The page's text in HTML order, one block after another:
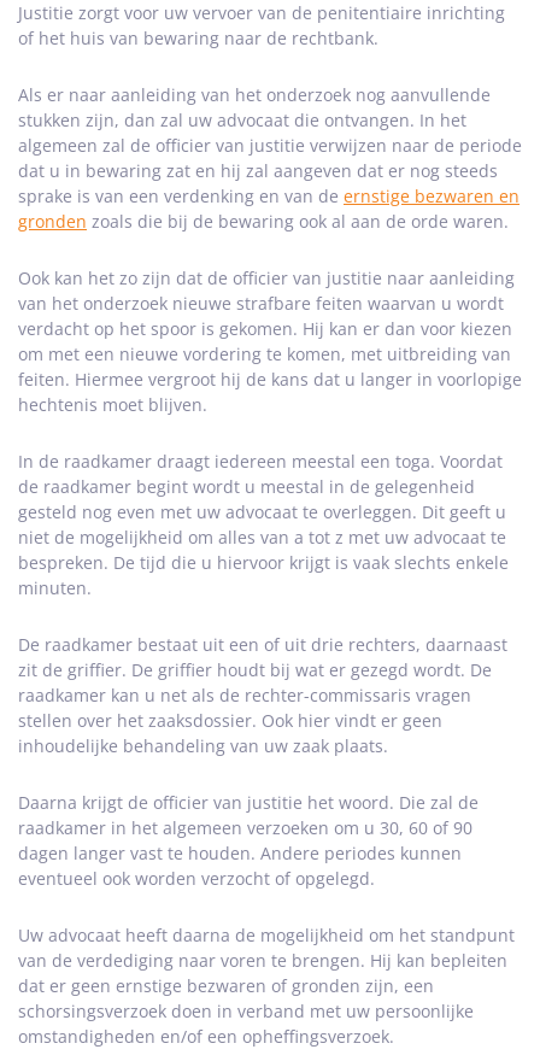
Justitie zorgt voor uw vervoer van de penitentiaire inrichting
of het huis van bewaring naar de rechtbank.
Als er naar aanleiding van het onderzoek nog aanvullende
stukken zijn, dan zal uw advocaat die ontvangen. In het
algemeen zal de officier van justitie verwijzen naar de periode
dat u in bewaring zat en hij zal aangeven dat er nog steeds
sprake is van een verdenking en van de ernstige bezwaren en
gronden zoals die bij de bewaring ook al aan de orde waren.
Ook kan het zo zijn dat de officier van justitie naar aanleiding
van het onderzoek nieuwe strafbare feiten waarvan u wordt
verdacht op het spoor is gekomen. Hij kan er dan voor kiezen
om met een nieuwe vordering te komen, met uitbreiding van
feiten. Hiermee vergroot hij de kans dat u langer in voorlopige
hechtenis moet blijven.
In de raadkamer draagt iedereen meestal een toga. Voordat
de raadkamer begint wordt u meestal in de gelegenheid
gesteld nog even met uw advocaat te overleggen. Dit geeft u
niet de mogelijkheid om alles van a tot z met uw advocaat te
bespreken. De tijd die u hiervoor krijgt is vaak slechts enkele
minuten.
De raadkamer bestaat uit een of uit drie rechters, daarnaast
zit de griffier. De griffier houdt bij wat er gezegd wordt. De
raadkamer kan u net als de rechter-commissaris vragen
stellen over het zaaksdossier. Ook hier vindt er geen
inhoudelijke behandeling van uw zaak plaats.
Daarna krijgt de officier van justitie het woord. Die zal de
raadkamer in het algemeen verzoeken om u 30, 60 of 90
dagen langer vast te houden. Andere periodes kunnen
eventueel ook worden verzocht of opgelegd.
Uw advocaat heeft daarna de mogelijkheid om het standpunt
van de verdediging naar voren te brengen. Hij kan bepleiten
dat er geen ernstige bezwaren of gronden zijn, een
schorsingsverzoek doen in verband met uw persoonlijke
omstandigheden en/of een opheffingsverzoek.